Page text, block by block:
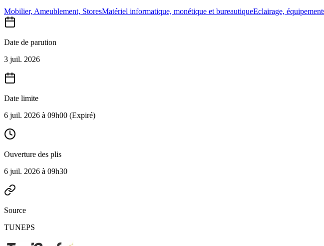
Mobilier, Ameublement, StoresMatériel informatique, monétique et bureautiqueEclairage,
Date de parution
3 juil. 2026
Date limite
6 juil. 2026 à 09h00 (Expiré)
Ouverture des plis
6 juil. 2026 à 09h30
Source
TUNEPS